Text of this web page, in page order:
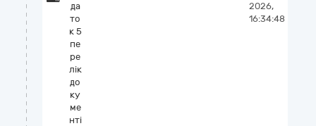
да
то
к 5
пе
ре
лік
до
ку
ме
нті
2026,
16:34:48